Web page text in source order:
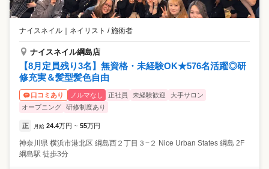
ナイスネイル ネイリスト / 施術者
ナイスネイル綱島店
【8月定員残り3名】無資格・未経験OK★576名活躍◎研
修充実＆髪型髪色自由
口コミあり ノルマなし 正社員 未経験歓迎
大手サロン
オープニング
研修制度あり
正 月給 24.4万円 ~ 55万円
神奈川県 横浜市港北区 綱島西２丁目３−２ Nice Urban States 綱島 2F
綱島駅 徒歩3分